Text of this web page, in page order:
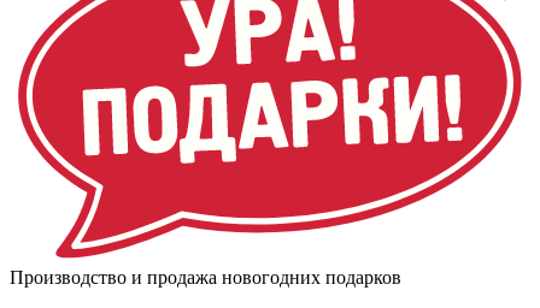
Производство и продажа новогодних подарков